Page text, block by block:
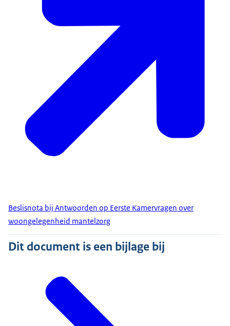
Beslisnota bij Antwoorden op Eerste Kamervragen over
woongelegenheid mantelzorg
Dit document is een bijlage bij